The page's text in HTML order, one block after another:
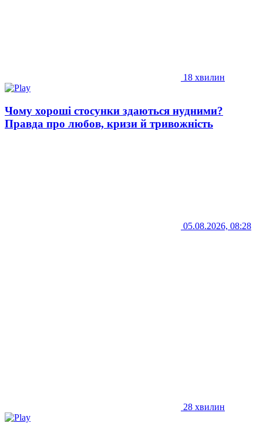
18 хвилин
Чому хороші стосунки здаються нудними?
Правда про любов, кризи й тривожність
05.08.2026, 08:28
28 хвилин